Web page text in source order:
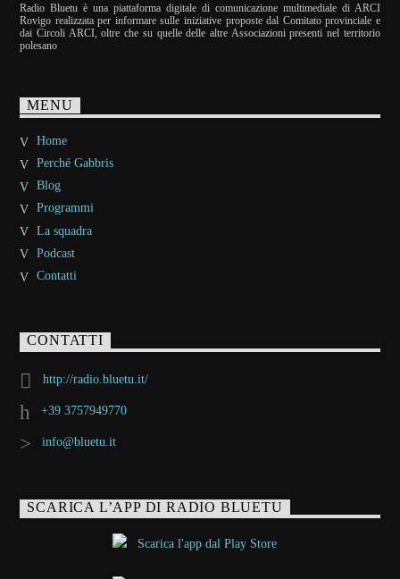
Radio Bluetu è una piattaforma digitale di comunicazione multimediale di ARCI
Rovigo realizzata per informare sulle iniziative proposte dal Comitato provinciale e
dai Circoli ARCI, oltre che su quelle delle altre Associazioni presenti nel territorio
polesano
MENU
Home
Perché Gabbris
Blog
Programmi
La squadra
Podcast
Contatti
CONTATTI
http://radio.bluetu.it/
+39 3757949770
info@bluetu.it
SCARICA L’APP DI RADIO BLUETU